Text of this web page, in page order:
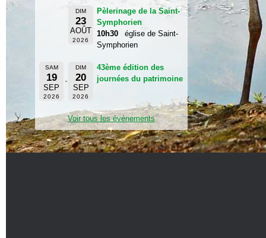
DIM
23
AOÛT
2026
Pèlerinage de la Saint-
Symphorien
10h30
église de Saint-
Symphorien
SAM
19
SEP
2026
DIM
20
SEP
2026
43ème édition des
journées du patrimoine
Voir tous les événements